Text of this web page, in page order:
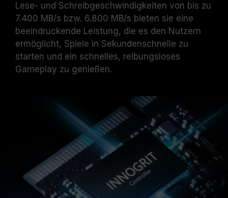
Lese- und Schreibgeschwindigkeiten von bis zu
7.400 MB/s bzw. 6.800 MB/s bieten sie eine
beeindruckende Leistung, die es den Nutzern
ermöglicht, Spiele in Sekundenschnelle zu
starten und ein schnelles, reibungsloses
Gameplay zu genießen.